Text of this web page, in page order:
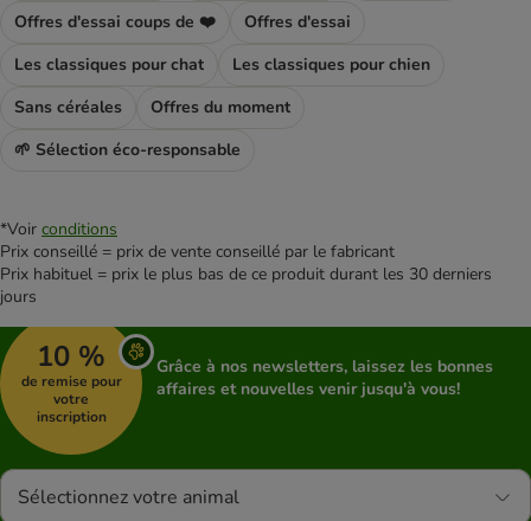
Offres d'essai coups de ❤️
Offres d'essai
Les classiques pour chat
Les classiques pour chien
Sans céréales
Offres du moment
🌱 Sélection éco-responsable
*Voir conditions
Prix conseillé = prix de vente conseillé par le fabricant
Prix habituel = prix le plus bas de ce produit durant les 30 derniers
jours
10 %
de remise pour
votre
inscription
Grâce à nos newsletters, laissez les bonnes
affaires et nouvelles venir jusqu'à vous!
Sélectionnez votre animal